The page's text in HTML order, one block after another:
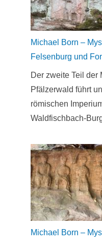
Michael Born –
Felsenburg und
Der zweite Teil der
Pfälzerwald führt
römischen
Waldfischbach-
Michael Born –